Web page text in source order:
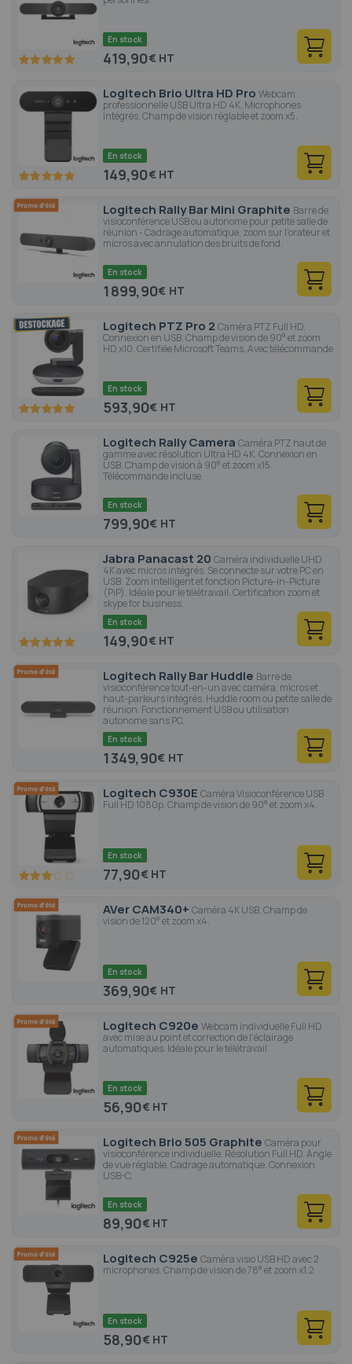
100 100
En stock
419,90€
Logitech Brio Ultra HD Pro Webcam
professionnelle USB Ultra HD 4K. Microphones
intégrés. Champ de vision réglable et zoom x5.
96.6100
En stock
149,90€
Logitech Rally Bar Mini Graphite Barre de
visioconférence USB ou autonome pour petite salle de
réunion - Cadrage automatique, zoom sur l'orateur et
micros avec annulation des bruits de fond.
En stock
1 899,90€
Logitech PTZ Pro 2 Caméra PTZ Full HD.
Connexion en USB. Champ de vision de 90° et zoom
HD x10. Certifiée Microsoft Teams. Avec télécommande
100 100
En stock
593,90€
Logitech Rally Camera Caméra PTZ haut de
gamme avec résolution Ultra HD 4K. Connexion en
USB. Champ de vision à 90° et zoom x15.
Télécommande incluse.
En stock
799,90€
Jabra Panacast 20 Caméra individuelle UHD
4K avec micros intégrés. Se connecte sur votre PC en
USB. Zoom intelligent et fonction Picture-in-Picture
(PiP). Idéale pour le télétravail. Certification zoom et
skype for business.
100 100
En stock
149,90€
Logitech Rally Bar Huddle Barre de
visioconférence tout-en-un avec caméra, micros et
haut-parleurs intégrés. Huddle room ou petite salle de
réunion. Fonctionnement USB ou utilisation
autonome sans PC.
En stock
1 349,90€
Logitech C930E Caméra Visioconférence USB
Full HD 1080p. Champ de vision de 90° et zoom x4.
60 100
En stock
77,90€
AVer CAM340+ Caméra 4K USB. Champ de
vision de 120° et zoom x4.
En stock
369,90€
Logitech C920e Webcam individuelle Full HD
avec mise au point et correction de l'éclairage
automatiques. Idéale pour le télétravail.
En stock
56,90€
Logitech Brio 505 Graphite Caméra pour
visioconférence individuelle. Résolution Full HD. Angle
de vue réglable. Cadrage automatique. Connexion
USB-C.
En stock
89,90€
Logitech C925e Caméra visio USB HD avec 2
microphones. Champ de vision de 78° et zoom x1.2
En stock
58,90€